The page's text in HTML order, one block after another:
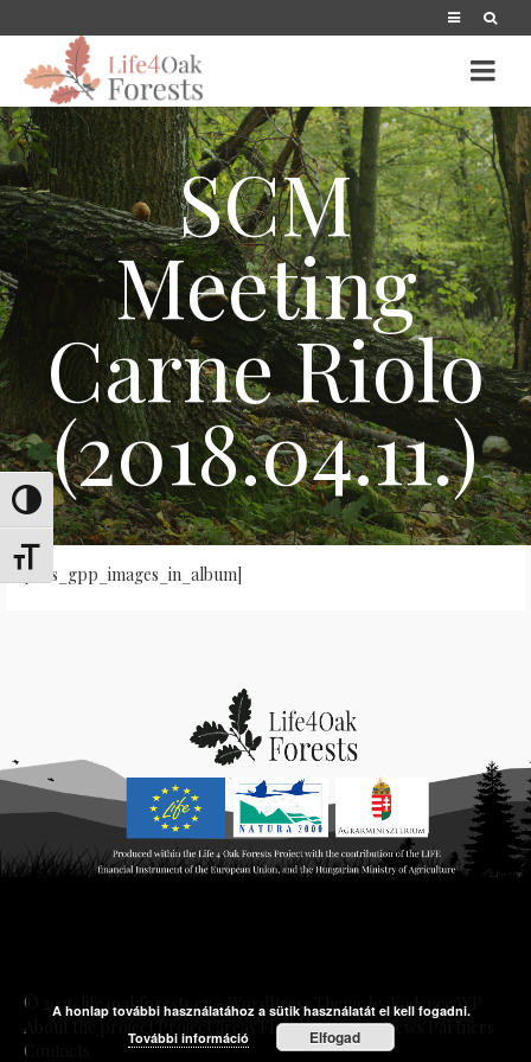
Alternar alto contraste
Alternar tamaño de letra
SCM
Meeting
Carne Riolo
(2018.04.11.)
[cws_gpp_images_in_album]
© 2026 life4oakforests.eu - WordPress Theme byKadence WP
About the project
Flagship speciesNews
Contacts
A honlap további használatához a sütik használatát el kell fogadni.
További információ
Elfogad